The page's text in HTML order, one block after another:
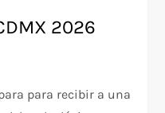
2026
para recibir a una